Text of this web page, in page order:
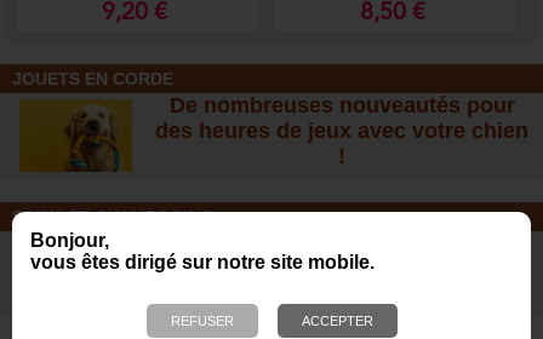
Bonjour,
vous êtes dirigé sur notre site mobile.
9,20 € 8,50 €
JOUETS EN CORDE
De nombreuses nouveautés pour
des heures de jeux avec votre chien
!
SOINS ET SHAMPOOING
votre chien !